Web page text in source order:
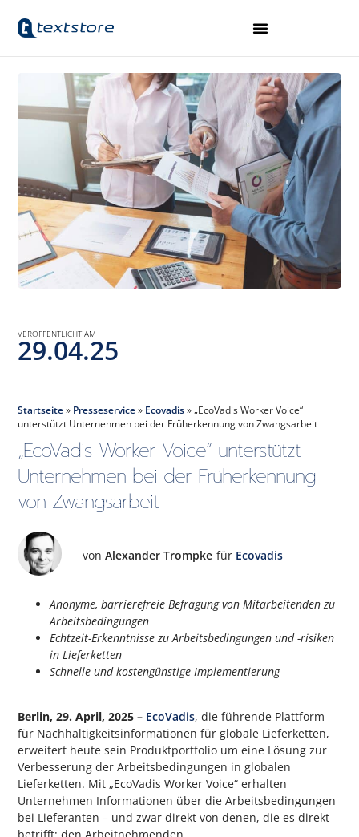
VERÖFFENTLICHT AM
29.04.25
Startseite» Presseservice» Ecovadis» „EcoVadis Worker Voice“
unterstützt Unternehmen bei der Früherkennung von Zwangsarbeit
„EcoVadis Worker Voice“ unterstützt
Unternehmen bei der Früherkennung
von Zwangsarbeit
vonAlexander Trompke für Ecovadis
Anonyme, barrierefreie Befragung von Mitarbeitenden zu
Arbeitsbedingungen
Echtzeit-Erkenntnisse zu Arbeitsbedingungen und -risiken
in Lieferketten
Schnelle und kostengünstige Implementierung
Berlin, 29. April, 2025 – EcoVadis, die führende Plattform
für Nachhaltigkeitsinformationen für globale Lieferketten,
erweitert heute sein Produktportfolio um eine Lösung zur
Verbesserung der Arbeitsbedingungen in globalen
Lieferketten. Mit „EcoVadis Worker Voice“ erhalten
Unternehmen Informationen über die Arbeitsbedingungen
bei Lieferanten – und zwar direkt von denen, die es direkt